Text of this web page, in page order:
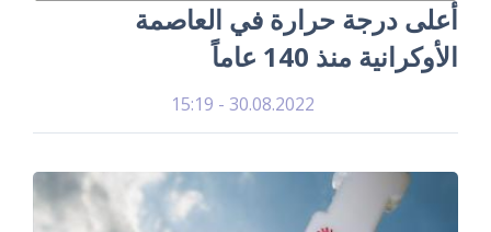
أعلى درجة حرارة في العاصمة
الأوكرانية منذ 140 عاماً
30.08.2022 - 15:19